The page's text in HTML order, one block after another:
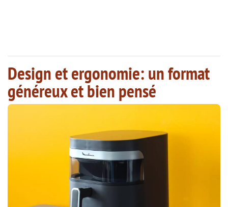
Design et ergonomie: un format
généreux et bien pensé